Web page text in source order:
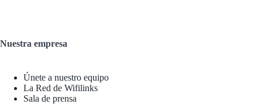
Nuestra empresa
Únete a nuestro equipo
La Red de Wifilinks
Sala de prensa